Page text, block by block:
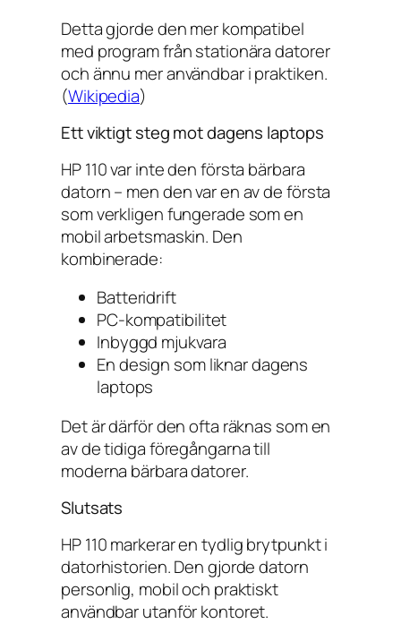
Detta gjorde den mer kompatibel
med program från stationära datorer
och ännu mer användbar i praktiken.
(Wikipedia)
Ett viktigt steg mot dagens laptops
HP 110 var inte den första bärbara
datorn – men den var en av de första
som verkligen fungerade som en
mobil arbetsmaskin. Den
kombinerade:
Batteridrift
PC-kompatibilitet
Inbyggd mjukvara
En design som liknar dagens
laptops
Det är därför den ofta räknas som en
av de tidiga föregångarna till
moderna bärbara datorer.
Slutsats
HP 110 markerar en tydlig brytpunkt i
datorhistorien. Den gjorde datorn
personlig, mobil och praktiskt
användbar utanför kontoret.